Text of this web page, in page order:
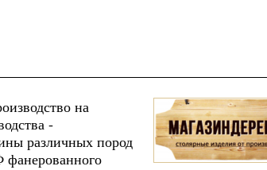
на
-
различных пород